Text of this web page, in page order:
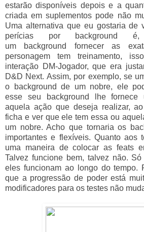
estarão disponíveis depois e a
criada em suplementos pode não
Uma alternativa que eu gostaria de
perícias por background
um background fornecer as
personagem tem treinamento,
interação DM-Jogador, que era
D&D Next. Assim, por exemplo, se
o background de um nobre, ele
esse seu background lhe fornece
aquela ação que deseja realizar,
ficha e ver que ele tem essa ou
um nobre. Acho que tornaria os
importantes e flexíveis. Quanto aos
uma maneira de colocar as feats
Talvez funcione bem, talvez não.
eles funcionam ao longo do tempo.
que a progressão de poder está
modificadores para os testes não